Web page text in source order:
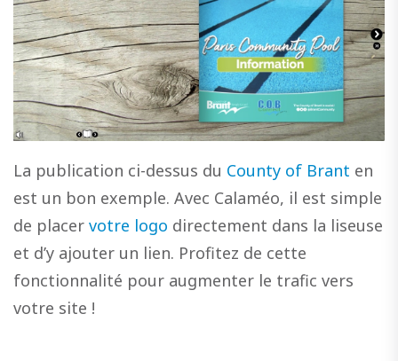
La publication ci-dessus du County of Brant en
est un bon exemple. Avec Calaméo, il est simple
de placer votre logo directement dans la liseuse
et d’y ajouter un lien. Profitez de cette
fonctionnalité pour augmenter le trafic vers
votre site !